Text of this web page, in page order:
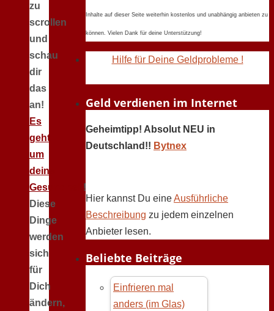
zu
scrollen
und
schau
dir
das
an!
Es
geht
um
deine
Gesundheit !
Diese
Dinge
werden
sich
für
Dich
ändern,
Inhalte auf dieser Seite weiterhin kostenlos und unabhängig anbieten zu
können. Vielen Dank für deine Unterstützung!
Hilfe für Deine Geldprobleme !
Geld verdienen im Internet
Geheimtipp! Absolut NEU in
Deutschland!! Bytnex
Hier kannst Du eineAusführliche
Beschreibung zu jedem einzelnen
Anbieter lesen.
Beliebte Beiträge
Einfrieren mal
anders (im Glas)